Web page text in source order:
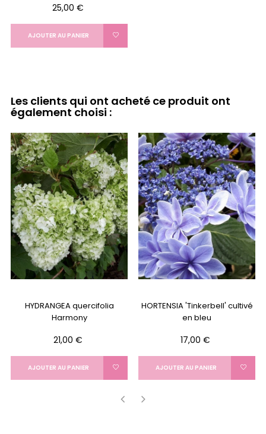
Prix
25,00 €
AJOUTER AU PANIER
Les clients qui ont acheté ce produit ont
également choisi :
HYDRANGEA quercifolia
Harmony
Prix
21,00 €
AJOUTER AU PANIER
HORTENSIA 'Tinkerbell' cultivé
en bleu
Prix
17,00 €
AJOUTER AU PANIER